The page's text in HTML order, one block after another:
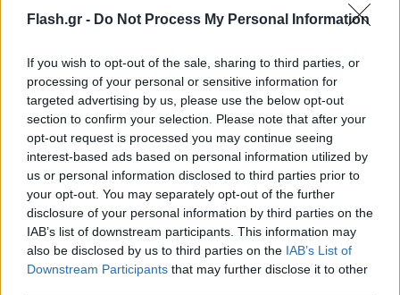
Flash.gr - Do Not Process My Personal Information
If you wish to opt-out of the sale, sharing to third parties, or
processing of your personal or sensitive information for
targeted advertising by us, please use the below opt-out
section to confirm your selection. Please note that after your
opt-out request is processed you may continue seeing
interest-based ads based on personal information utilized by
us or personal information disclosed to third parties prior to
your opt-out. You may separately opt-out of the further
disclosure of your personal information by third parties on the
IAB’s list of downstream participants. This information may
also be disclosed by us to third parties on the IAB’s List of
Downstream Participants that may further disclose it to other
Κατσουρή.